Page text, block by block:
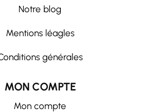
Notre blog
Mentions léagles
générales
MON COMPTE
Mon compte